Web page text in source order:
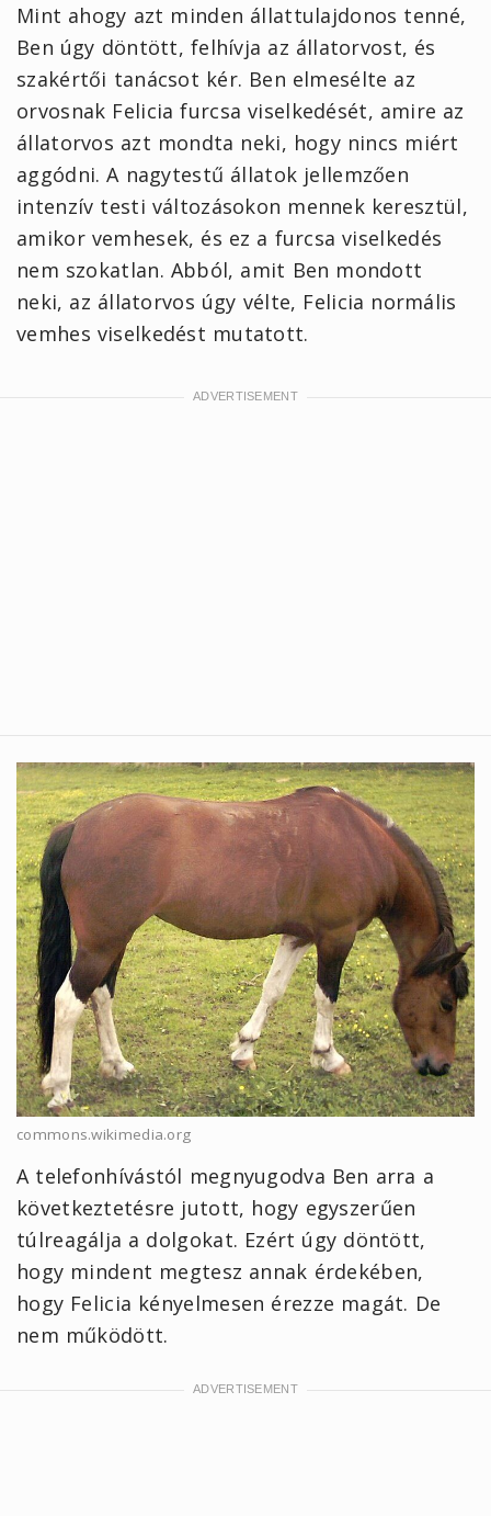
Mint ahogy azt minden állattulajdonos tenné,
Ben úgy döntött, felhívja az állatorvost, és
szakértői tanácsot kér. Ben elmesélte az
orvosnak Felicia furcsa viselkedését, amire az
állatorvos azt mondta neki, hogy nincs miért
aggódni. A nagytestű állatok jellemzően
intenzív testi változásokon mennek keresztül,
amikor vemhesek, és ez a furcsa viselkedés
nem szokatlan. Abból, amit Ben mondott
neki, az állatorvos úgy vélte, Felicia normális
vemhes viselkedést mutatott.
commons.wikimedia.org
A telefonhívástól megnyugodva Ben arra a
következtetésre jutott, hogy egyszerűen
túlreagálja a dolgokat. Ezért úgy döntött,
hogy mindent megtesz annak érdekében,
hogy Felicia kényelmesen érezze magát. De
nem működött.